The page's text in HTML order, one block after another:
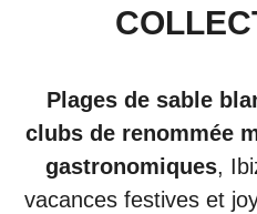
Plages de sable
clubs de renommée
gastronomiques,
vacances festives et